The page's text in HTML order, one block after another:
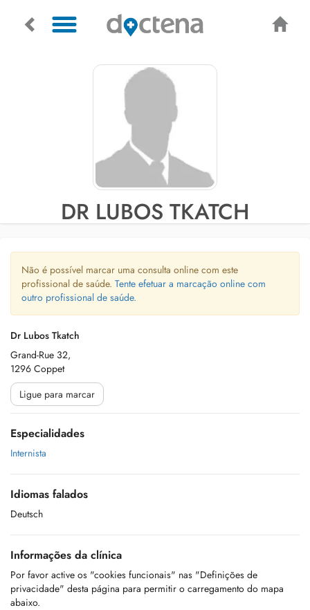
DR LUBOS TKATCH
Não é possível marcar uma consulta online com este
profissional de saúde. Tente efetuar a marcação online com
outro profissional de saúde.
Dr Lubos Tkatch
Grand-Rue 32,
1296 Coppet
Ligue para marcar
Especialidades
Internista
Idiomas falados
Deutsch
Informações da clínica
Por favor active os "cookies funcionais" nas "Definições de
privacidade" desta página para permitir o carregamento do mapa
abaixo.